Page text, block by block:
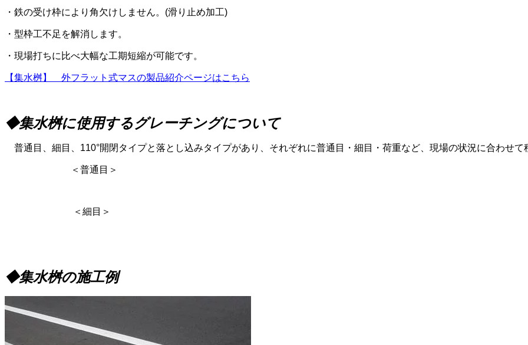
・鉄の受け枠により角欠けしません。 (滑り止め加工)
・型枠工不足を解消します。
・現場打ちに比べ大幅な工期短縮が可能です。
【集水桝】 外フラット式マスの製品紹介ページはこちら
◆集水桝に使用するグレーチングについて
普通目、細目、 110°開閉タイプと落とし込みタイプがあり、それぞれに普通目・細目・荷重など、現場の状況に合わせて
＜普通目＞
＜細目＞
◆集水桝の施工例